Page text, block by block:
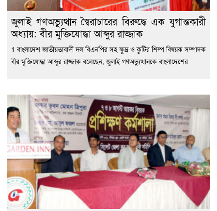
জুলাই গণঅভ্যুত্থান স্বৈরাচারের বিরুদ্ধে এক যুগান্তকারী
অধ্যায়: বীর মুক্তিযোদ্ধা আব্দুর রাজ্জাক
1 বাংলাদেশ জাতীয়তাবাদী দল বিএনপির সহ ক্ষুদ্র ও কুটির শিল্প বিষয়ক সম্পাদক
বীর মুক্তিযোদ্ধা আব্দুর রাজ্জাক বলেছেন, জুলাই গণঅভ্যুত্থানকে বাংলাদেশের